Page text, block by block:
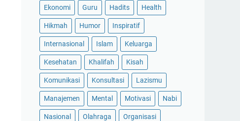
Ekonomi Guru Hadits Health
Hikmah Humor Inspiratif
Internasional Islam Keluarga
Kesehatan Khalifah Kisah
Komunikasi Konsultasi Lazismu
Manajemen Mental Motivasi Nabi
Nasional Olahraga Organisasi